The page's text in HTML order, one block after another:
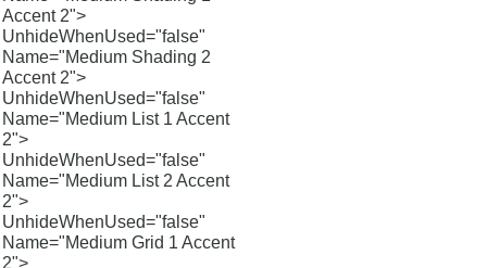
Accent 2">
UnhideWhenUsed="false"
Name="Medium Shading 2
Accent 2">
UnhideWhenUsed="false"
Name="Medium List 1 Accent
2">
UnhideWhenUsed="false"
Name="Medium List 2 Accent
2">
UnhideWhenUsed="false"
Name="Medium Grid 1 Accent
2">